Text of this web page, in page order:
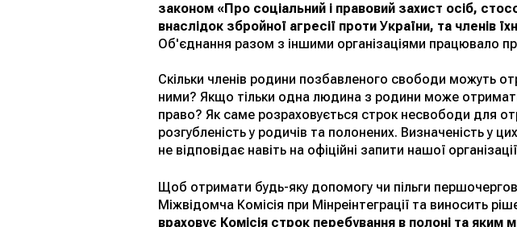
законом «Про соціальний і правовий захист осіб,
внаслідок збройної агресії проти України, та членів
Об'єднання разом з іншими організаціями працювало
Скільки членів родини позбавленого свободи можуть
ними? Якщо тільки одна людина з родини може
право? Як саме розраховується строк несвободи для
розгубленість у родичів та полонених. Визначеність у
не відповідає навіть на офіційні запити нашої
Щоб отримати будь-яку допомогу чи пільги
Міжвідомча Комісія при Мінреінтеграції та виносить
враховує Комісія строк перебування в полоні та